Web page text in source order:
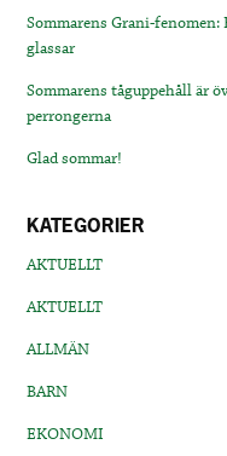
Sommarens Grani-
glassar
Sommarens tåguppehåll är
perrongerna
Glad sommar!
KATEGORIER
AKTUELLT
AKTUELLT
ALLMÄN
BARN
EKONOMI